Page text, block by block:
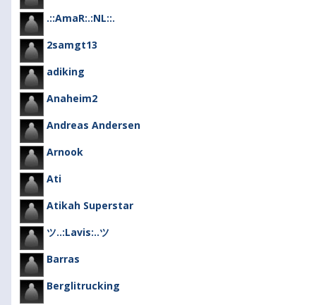
.::AmaR:.:NL::.
2samgt13
adiking
Anaheim2
Andreas Andersen
Arnook
Ati
Atikah Superstar
ツ..:Lavis:..ツ
Barras
Berglitrucking